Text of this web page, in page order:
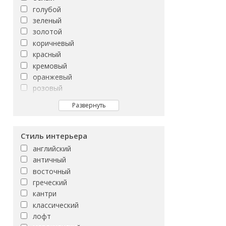
FORTUNATO
Febe
Finwood
Forum
Forwood
Foxwood
Frenchwood
GAMILTON
GASPARO
GILIO
GLENWOOD
GRACIA
Glam
Goran
Greys
H200
HARBOR
8x25
8x35
8x40
голубой
зеленый
золотой
коричневый
красный
кремовый
оранжевый
розовый
черный
Развернуть
Стиль интерьера
английский
античный
восточный
греческий
кантри
классический
лофт